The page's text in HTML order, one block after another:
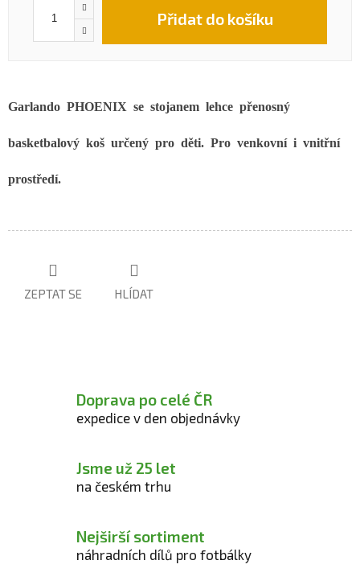
Přidat do košíku
Garlando PHOENIX se stojanem lehce přenosný
basketbalový koš určený pro děti. Pro venkovní i vnitřní
prostředí.
ZEPTAT SE HLÍDAT
Doprava po celé ČR
expedice v den objednávky
Jsme už 25 let
na českém trhu
Nejširší sortiment
náhradních dílů pro fotbálky